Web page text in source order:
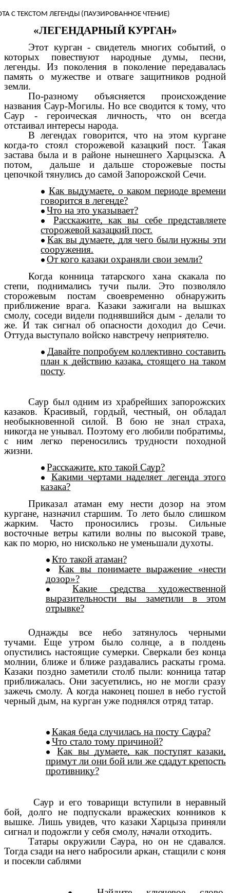
С ТЕКСТОМ ЛЕГЕНДЫ (ПАУЗИРОВАННОЕ ЧТЕНИЕ)
«ЛЕГЕНДАРНЫЙ КУРГАН»
Этот курган - свидетель многих событий, о
которых повествуют народные думы, песни,
легенды. Из поколения в поколение передавалась
память о мужестве и отваге защитников родной
земли.
По-разному объясняется происхождение
названия Саур-Могилы. Но все сводится к тому, что
Саур - героическая личность, что он всегда
отстаивал интересы народа.
В легендах говорится, что на этом кургане
когда-то стоял сторожевой казацкий пост. Такая
застава была и в районе нынешнего Харцызска. А
потом, дальше и дальше сторожевые посты
цепочкой тянулись до самой Запорожской Сечи.
Как выдумаете, о каком периоде времени
говорится в легенде?
Что на это указывает?
Расскажите, как вы себе представляете
сторожевой казацкий пост.
Как вы думаете, для чего были нужны эти
сооружения.
От кого казаки охраняли свои земли?
Когда конница татарского хана скакала по
степи, поднимались тучи пыли. Это позволяло
сторожевым постам своевременно обнаружить
приближение врага. Казаки зажигали на вышках
смолу, соседи видели поднявшийся дым - делали то
же. И так сигнал об опасности доходил до Сечи.
Оттуда выступало войско навстречу неприятелю.
Давайте попробуем коллективно составить
план к действию казака, стоящего на таком
посту.
Саур был одним из храбрейших запорожских
казаков. Красивый, гордый, честный, он обладал
необыкновенной силой. В бою не знал страха,
никогда не унывал. Поэтому его любили побратимы,
с ним легко переносились трудности походной
жизни.
Расскажите, кто такой Саур?
Какими чертами наделяет легенда этого
казака?
Приказал атаман ему нести дозор на этом
кургане, назначил старшим. То лето было слишком
жарким. Часто проносились грозы. Сильные
восточные ветры катили волны по высокой траве,
как по морю, но нисколько не уменьшали духоты.
Кто такой атаман?
Как вы понимаете выражение «нести
дозор»?
Какие средства художественной
выразительности вы заметили в этом
отрывке?
Однажды все небо затянулось черными
тучами. Еще утром было солнце, а в полдень
опустились настоящие сумерки. Сверкали без конца
молнии, ближе и ближе раздавались раскаты грома.
Казаки поздно заметили столб пыли: конница татар
приближалась. Они засуетились, но не могли сразу
зажечь смолу. А когда наконец пошел в небо густой
черный дым, на курган уже поднялся отряд татар.
Какая беда случилась на посту Саура?
Что стало тому причиной?
Как вы думаете, как поступят казаки,
примут ли они бой или же сдадут крепость
противнику?
Саур и его товарищи вступили в неравный
бой, долго не подпускали вражеских конников к
вышке. Лишь увидев, что казаки Харцыза приняли
сигнал и подожгли у себя смолу, начали отходить.
Татары окружили Саура, но он не сдавался.
Тогда сзади на него набросили аркан, стащили с коня
и посекли саблями